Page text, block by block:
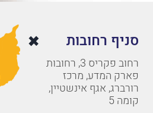
סניף רחובות
רחוב פקריס 3, רחובות
פארק המדע, מרכז
רורברג, אגף אינשטיין,
קומה 5